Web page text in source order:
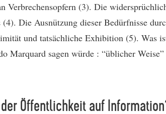
Verbrechensopfern (3). Die
Die Ausnützung dieser Bedürfnisse
und tatsächliche Exhibition (5). Was
Marquard sagen würde : “üblicher
der Öffentlichkeit auf